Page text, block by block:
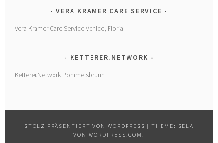
VERA KRAMER CARE SERVICE
Vera Kramer Care Service Venice, Floria
KETTERER.NETWORK
Ketterer.Network Pommelsbrunn
STOLZ PRÄSENTIERT VON WORDPRESS | THEME: SELA
VON WORDPRESS.COM .